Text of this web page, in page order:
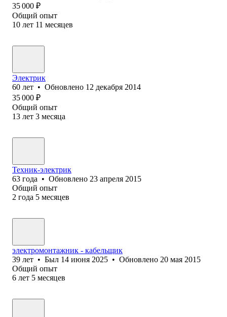
35 000 ₽
Общий опыт
10 лет 11 месяцев
Электрик
60 лет • Обновлено 12 декабря 2014
35 000 ₽
Общий опыт
13 лет 3 месяца
Техник-электрик
63 года • Обновлено 23 апреля 2015
Общий опыт
2 года 5 месяцев
электромонтажник - кабельщик
39 лет • Был 14 июня 2025 • Обновлено 20 мая 2015
Общий опыт
6 лет 5 месяцев